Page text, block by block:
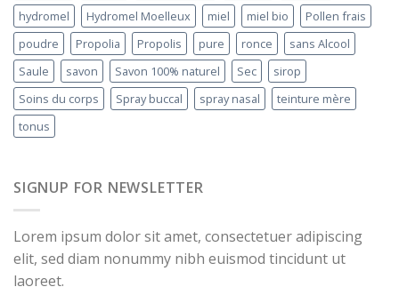
hydromel
Hydromel Moelleux miel miel bio
Pollen frais
poudre
Propolia Propolis pure ronce
sans Alcool
Saule
savon Savon 100% naturel Sec
sirop
Soins du corps
Spray buccal spray nasal
teinture mère
tonus
SIGNUP FOR NEWSLETTER
Lorem ipsum dolor sit amet, consectetuer adipiscing
elit, sed diam nonummy nibh euismod tincidunt ut
laoreet.